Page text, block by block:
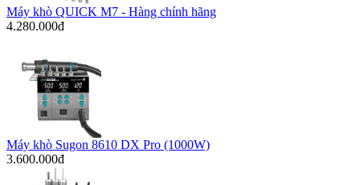
Máy khò QUICK M7 - Hàng chính hãng
4.280.000đ
Máy khò Sugon 8610 DX Pro (1000W)
3.600.000đ